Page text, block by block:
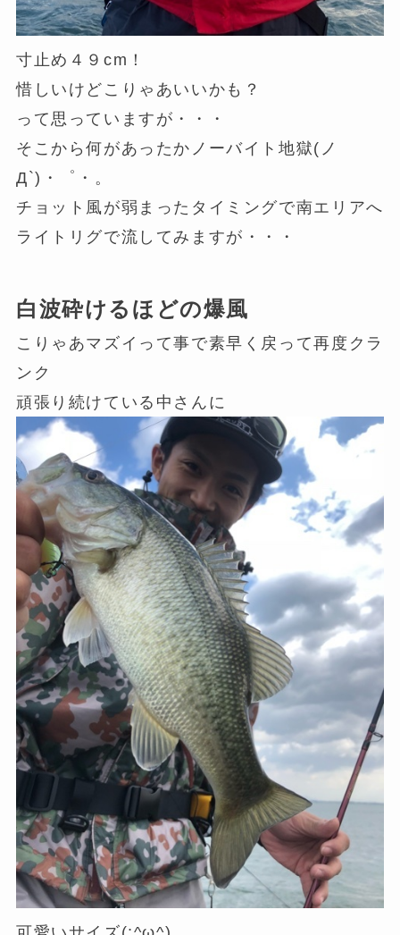
寸止め４９cm！
惜しいけどこりゃあいいかも？
って思っていますが・・・
そこから何があったかノーバイト地獄(ノ
Д`)・゜・。
チョット風が弱まったタイミングで南エリアへ
ライトリグで流してみますが・・・
白波砕けるほどの爆風
こりゃあマズイって事で素早く戻って再度クラ
ンク
頑張り続けている中さんに